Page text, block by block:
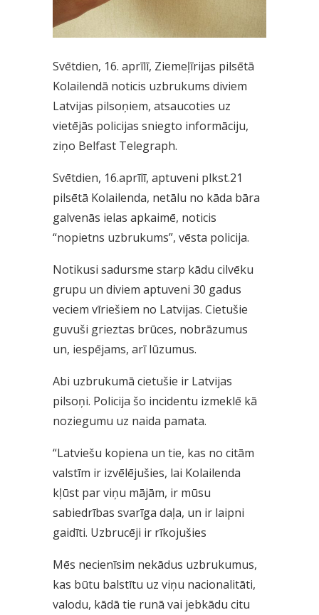
Svētdien, 16. aprīlī, Ziemeļīrijas pilsētā
Kolailendā noticis uzbrukums diviem
Latvijas pilsoņiem, atsaucoties uz
vietējās policijas sniegto informāciju,
ziņo Belfast Telegraph.
Svētdien, 16.aprīlī, aptuveni plkst.21
pilsētā Kolailenda, netālu no kāda bāra
galvenās ielas apkaimē, noticis
“nopietns uzbrukums”, vēsta policija.
Notikusi sadursme starp kādu cilvēku
grupu un diviem aptuveni 30 gadus
veciem vīriešiem no Latvijas. Cietušie
guvuši grieztas brūces, nobrāzumus
un, iespējams, arī lūzumus.
Abi uzbrukumā cietušie ir Latvijas
pilsoņi. Policija šo incidentu izmeklē kā
noziegumu uz naida pamata.
“Latviešu kopiena un tie, kas no citām
valstīm ir izvēlējušies, lai Kolailenda
kļūst par viņu mājām, ir mūsu
sabiedrības svarīga daļa, un ir laipni
gaidīti. Uzbrucēji ir rīkojušies
Mēs necienīsim nekādus uzbrukumus,
kas būtu balstītu uz viņu nacionalitāti,
valodu, kādā tie runā vai jebkādu citu